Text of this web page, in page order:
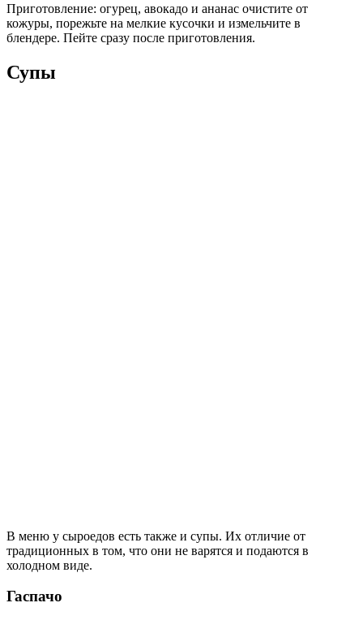
Приготовление: огурец, авокадо и ананас очистите от
кожуры, порежьте на мелкие кусочки и измельчите в
блендере. Пейте сразу после приготовления.
Супы
В меню у сыроедов есть также и супы. Их отличие от
традиционных в том, что они не варятся и подаются в
холодном виде.
Гаспачо